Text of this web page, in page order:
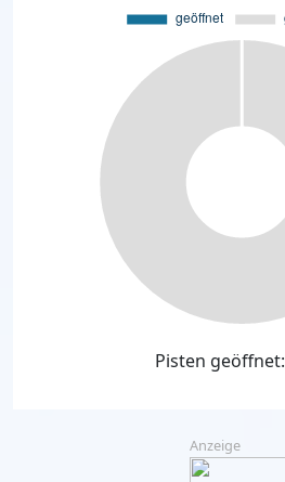
Pisten geöffnet:
Anzeige